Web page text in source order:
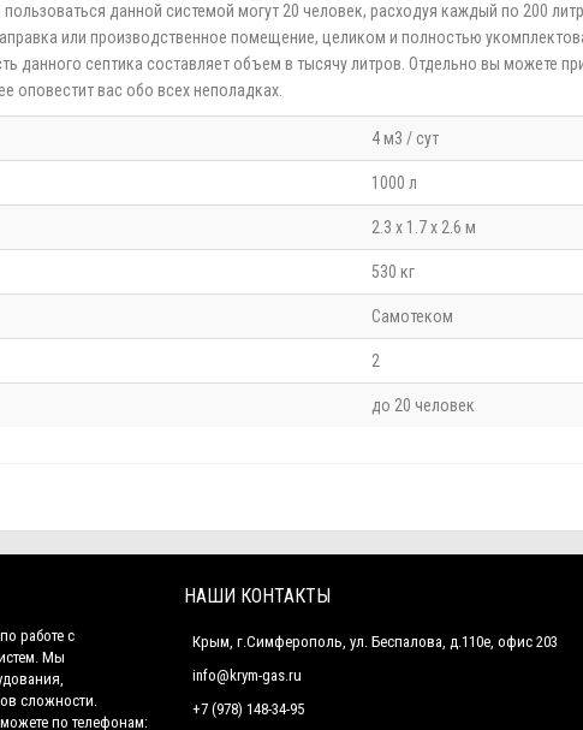
данной системой могут 20 человек, расходуя каждый по 200
или производственное помещение, целиком и полностью
данного септика составляет объем в тысячу литров. Отдельно вы можете
оповестит вас обо всех неполадках.
4 м3 / сут
1000 л
2.3 х 1.7 х 2.6 м
530 кг
Самотеком
2
до 20 человек
работе с
Мы
сложности.
по телефонам:
НАШИ КОНТАКТЫ
Крым, г.Симферополь, ул. Беспалова, д.110е, офис 203
info@krym-gas.ru
+7 (978) 148-34-95